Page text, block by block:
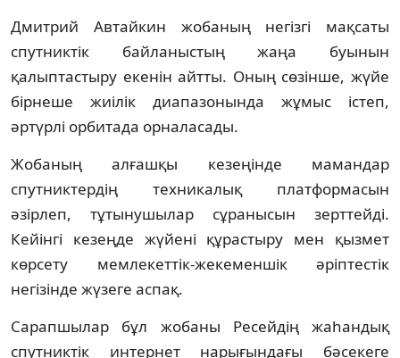
Дмитрий Автайкин жобаның негізгі мақсаты
спутниктік байланыстың жаңа буынын
қалыптастыру екенін айтты. Оның сөзінше, жүйе
бірнеше жиілік диапазонында жұмыс істеп,
әртүрлі орбитада орналасады.
Жобаның алғашқы кезеңінде мамандар
спутниктердің техникалық платформасын
әзірлеп, тұтынушылар сұранысын зерттейді.
Кейінгі кезеңде жүйені құрастыру мен қызмет
көрсету мемлекеттік-жекеменшік әріптестік
негізінде жүзеге аспақ.
Сарапшылар бұл жобаны Ресейдің жаһандық
спутниктік интернет нарығындағы бәсекеге